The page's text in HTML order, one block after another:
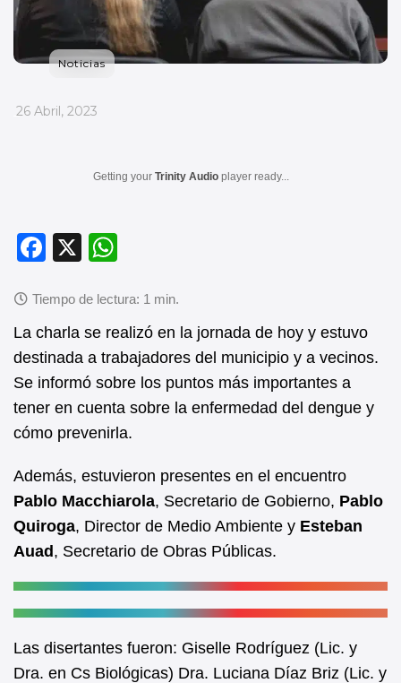
Noticias
_
26 Abril, 2023
Getting your Trinity Audio player ready...
F
c
e
b
o
o
k
X
at
s
A
p
p
La charla se realizó en la jornada de hoy y estuvo
destinada a trabajadores del municipio y a vecinos.
Se informó sobre los puntos más importantes a
tener en cuenta sobre la enfermedad del dengue y
cómo prevenirla.
Además, estuvieron presentes en el encuentro
Pablo Macchiarola, Secretario de Gobierno, Pablo
Quiroga, Director de Medio Ambiente y Esteban
Auad, Secretario de Obras Públicas.
Las disertantes fueron: Giselle Rodríguez (Lic. y
Dra. en Cs Biológicas) Dra. Luciana Díaz Briz (Lic. y